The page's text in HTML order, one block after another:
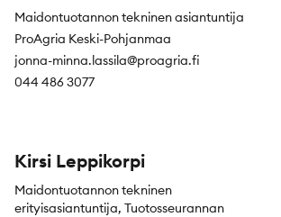
Maidontuotannon tekninen asiantuntija
ProAgria Keski-Pohjanmaa
jonna-minna.lassila@proagria.fi
044 486 3077
Kirsi Leppikorpi
Maidontuotannon tekninen
erityisasiantuntija, Tuotosseurannan